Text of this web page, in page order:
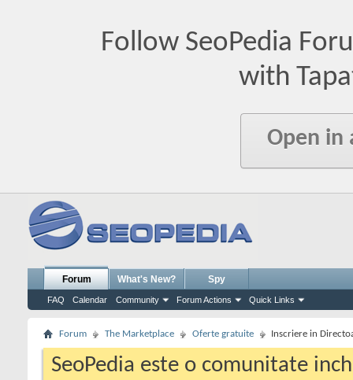
Follow SeoPedia
with
Open in
Forum
FAQ Calendar Community Forum Actions Quick Links
What's New? Spy
Forum The Marketplace Oferte gratuite Inscriere in
SeoPedia este o comunitate